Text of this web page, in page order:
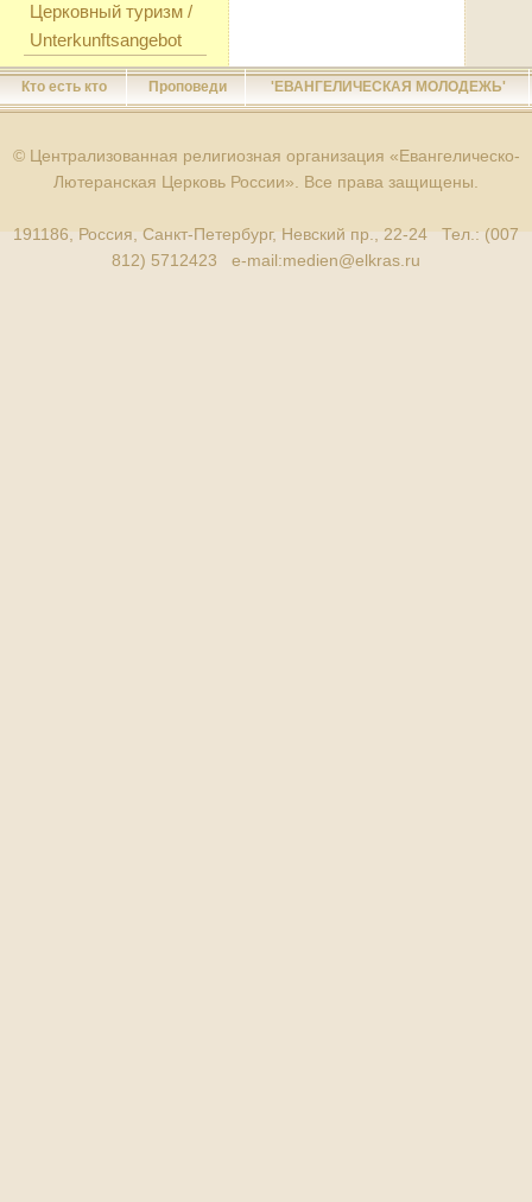
Церковный туризм /
Unterkunftsangebot
Кто есть кто Проповеди 'ЕВАНГЕЛИЧЕСКАЯ МОЛОДЕЖЬ'
© Централизованная религиозная организация «Евангелическо-
Лютеранская Церковь России». Все права защищены.
191186, Россия, Санкт-Петербург, Невский пр., 22-24 Тел.: (007
812) 5712423 e-mail:medien@elkras.ru